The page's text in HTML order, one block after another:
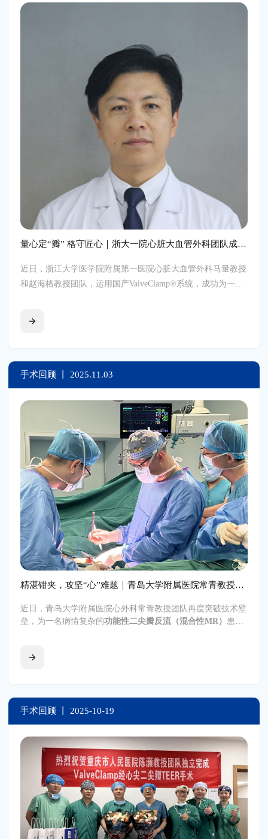
量心定“瓣” 格守匠心｜浙大一院心脏大血管外科团队成功完成高难度经心尖TEER手术
近日，浙江大学医学院附属第一医院心脏大血管外科马量教授
和赵海格教授团队，运用国产ValveClamp®系统，成功为一名
手术回顾 丨 2025.11.03
精湛钳夹，攻坚“心”难题｜青岛大学附属医院常青教授团队突破多支架+低射血分数高危限制，TA-TEER术重塑生命“心”希望
近日，青岛大学附属医院心外科常青教授团队再度突破技术壁
垒，为一名病情复杂的功能性二尖瓣反流（混合性MR） 患者
属于临床治疗中的
仅为同类高危患者提供了有效治疗路径，更标志着青岛大学附
属医院在二尖瓣反流介入治疗领域的技术水平再攀新阶。
手术回顾 丨 2025-10-19